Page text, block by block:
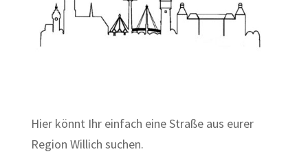
Hier könnt Ihr einfach eine Straße aus eurer
Region Willich suchen.